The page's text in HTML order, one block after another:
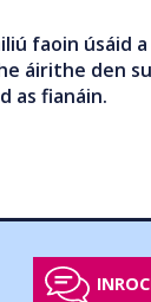
faoin úsáid
áirithe den
as fianáin.